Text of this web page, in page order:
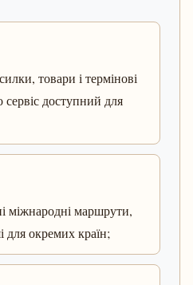
товари і термінові
доступний для
міжнародні маршрути,
для окремих країн;